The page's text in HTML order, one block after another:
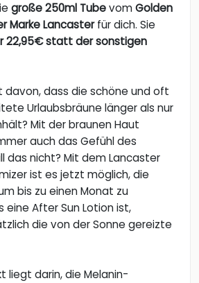
große 250ml TubevomGolden
Marke Lancasterfür dich. Sie
22,95€ statt der sonstigen
dass die schöne und oft
Urlaubsbräune länger als nur
Mit der braunen Haut
auch das Gefühl des
das nicht? Mit dem Lancaster
ist es jetzt möglich, die
bis zu einen Monat zu
eine After Sun Lotion ist,
die von der Sonne gereizte
liegt darin, die Melanin-